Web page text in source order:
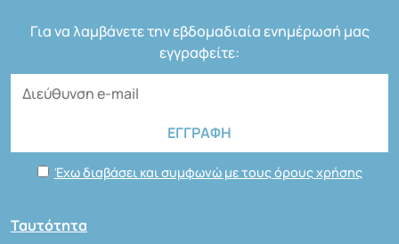
Για να λαμβάνετε την εβδομαδιαία ενημέρωσή μας
εγγραφείτε:
Έχω διαβάσει και συμφωνώ με τους όρους χρήσης
Ταυτότητα